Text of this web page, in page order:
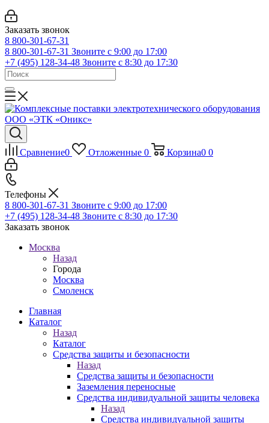
Заказать звонок
8 800-301-67-31
8 800-301-67-31 Звоните с 9:00 до 17:00
+7 (495) 128-34-48 Звоните с 8:30 до 17:30
Сравнение0 Отложенные 0 Корзина0 0
Телефоны
8 800-301-67-31 Звоните с 9:00 до 17:00
+7 (495) 128-34-48 Звоните с 8:30 до 17:30
Заказать звонок
Москва
Назад
Города
Москва
Смоленск
Главная
Каталог
Назад
Каталог
Средства защиты и безопасности
Назад
Средства защиты и безопасности
Заземления переносные
Средства индивидуальной защиты человека
Назад
Средства индивидуальной защиты